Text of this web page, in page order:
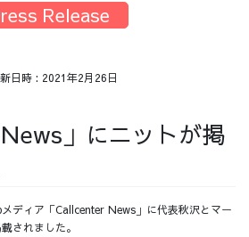
日時 : 2021年2月26日
」にニットが掲
ディア「Callcenter News」に代表秋沢とマー
されました。
Release